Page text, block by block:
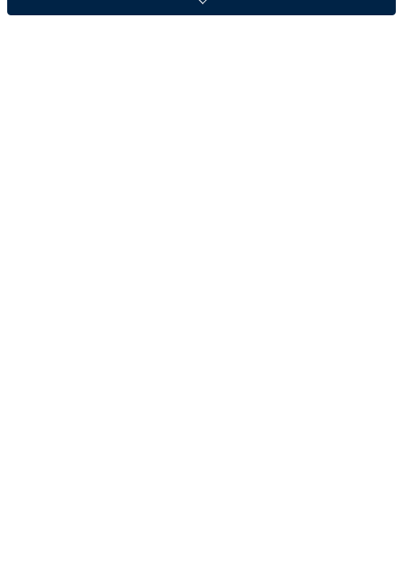
て脚光を浴びているが、チームはまだ立ち上がったばか